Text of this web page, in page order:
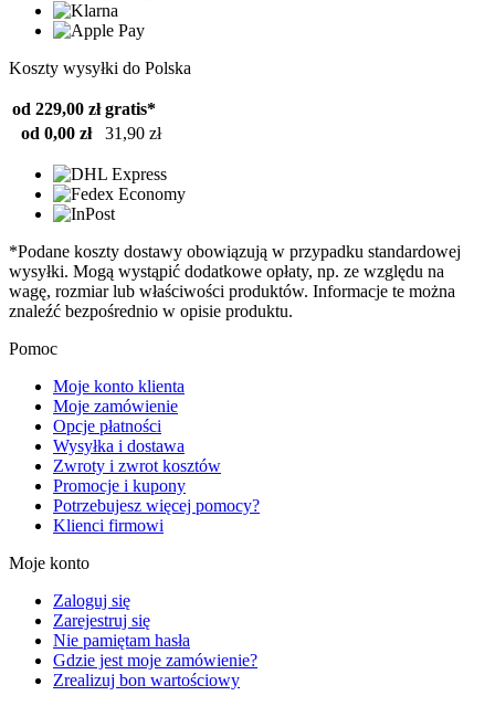
Koszty wysyłki do Polska
od 229,00 zł gratis*
od 0,00 zł
31,90 zł
*Podane koszty dostawy obowiązują w przypadku standardowej
wysyłki. Mogą wystąpić dodatkowe opłaty, np. ze względu na
wagę, rozmiar lub właściwości produktów. Informacje te można
znaleźć bezpośrednio w opisie produktu.
Pomoc
Moje konto klienta
Moje zamówienie
Opcje płatności
Wysyłka i dostawa
Zwroty i zwrot kosztów
Promocje i kupony
Potrzebujesz więcej pomocy?
Klienci firmowi
Moje konto
Zaloguj się
Zarejestruj się
Nie pamiętam hasła
Gdzie jest moje zamówienie?
Zrealizuj bon wartościowy